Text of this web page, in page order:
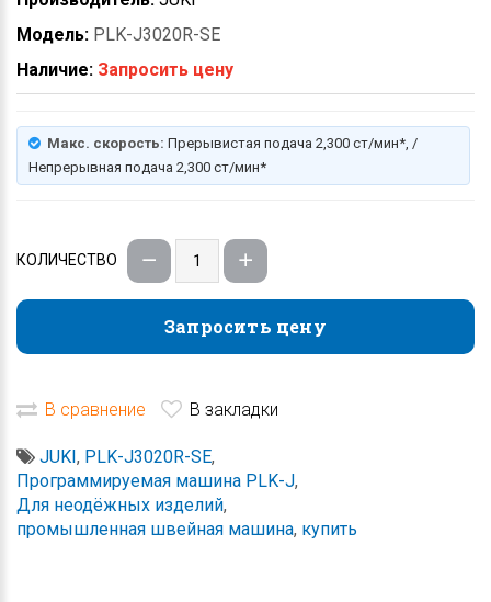
Модель: PLK-J3020R-SE
Наличие: Запросить цену
Макс. скорость: Прерывистая подача 2,300 ст/мин*, /
Непрерывная подача 2,300 ст/мин*
КОЛИЧЕСТВО
Запросить цену
Запросить цену
В сравнение В закладки
JUKI, PLK-J3020R-SE,
Программируемая машина PLK-J,
Для неодёжных изделий,
промышленная швейная машина, купить